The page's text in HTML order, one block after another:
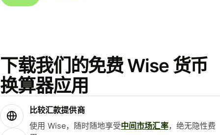
下载我们的免费 Wise 货币
换算器应用
比较汇款提供商
使用 Wise，随时随地享受中间市场汇率，绝无隐性费